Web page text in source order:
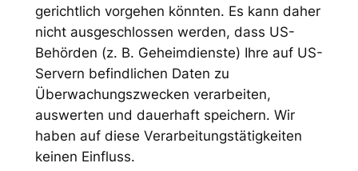
gerichtlich vorgehen könnten. Es kann daher
nicht ausgeschlossen werden, dass US-
Behörden (z. B. Geheimdienste) Ihre auf US-
Servern befindlichen Daten zu
Überwachungszwecken verarbeiten,
auswerten und dauerhaft speichern. Wir
haben auf diese Verarbeitungstätigkeiten
keinen Einfluss.